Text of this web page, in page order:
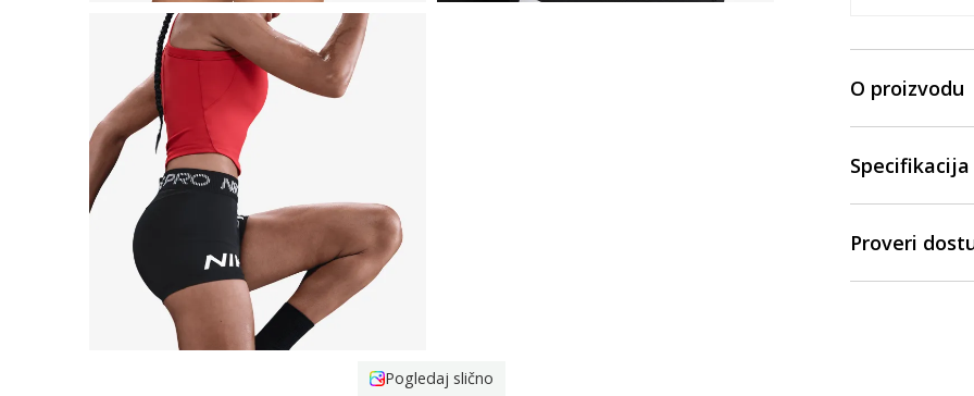
Pogledaj slično
O proizvodu
Specifikacija
Proveri